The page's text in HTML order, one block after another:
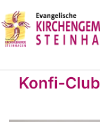
Konfi-Club